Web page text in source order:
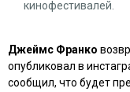
кинофестивалей.
Джеймс Франко
опубликовал в
сообщил, что будет